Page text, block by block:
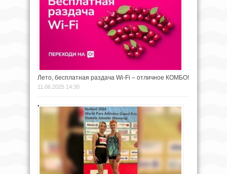
Лето, бесплатная раздача Wi-Fi – отличное КОМБО!
11.06.2025 14:30